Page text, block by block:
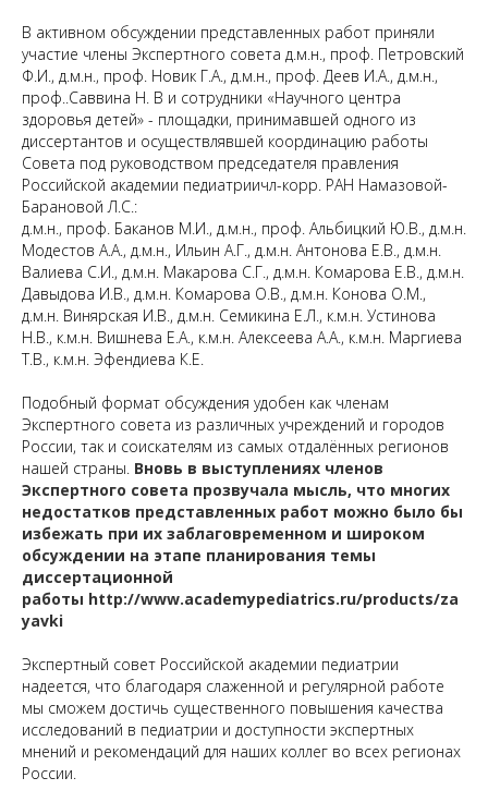
В активном обсуждении представленных работ приняли
участие члены Экспертного совета д.м.н., проф. Петровский
Ф.И., д.м.н., проф. Новик Г.А., д.м.н., проф. Деев И.А., д.м.н.,
проф..Саввина Н. В и сотрудники «Научного центра
здоровья детей» - площадки, принимавшей одного из
диссертантов и осуществлявшей координацию работы
Совета под руководством председателя правления
Российской академии педиатриичл-корр. РАН Намазовой-
Барановой Л.С.:
д.м.н., проф. Баканов М.И., д.м.н., проф. Альбицкий Ю.В., д.м.н.
Модестов А.А., д.м.н., Ильин А.Г., д.м.н. Антонова Е.В., д.м.н.
Валиева С.И., д.м.н. Макарова С.Г., д.м.н. Комарова Е.В., д.м.н.
Давыдова И.В., д.м.н. Комарова О.В., д.м.н. Конова О.М.,
д.м.н. Винярская И.В., д.м.н. Семикина Е.Л., к.м.н. Устинова
Н.В., к.м.н. Вишнева Е.А., к.м.н. Алексеева А.А., к.м.н. Маргиева
Т.В., к.м.н. Эфендиева К.Е.
Подобный формат обсуждения удобен как членам
Экспертного совета из различных учреждений и городов
России, так и соискателям из самых отдалённых регионов
нашей страны. Вновь в выступлениях членов
Экспертного совета прозвучала мысль, что многих
недостатков представленных работ можно было бы
избежать при их заблаговременном и широком
обсуждении на этапе планирования темы
диссертационной
работы http://www.academypediatrics.ru/products/za
yavki
Экспертный совет Российской академии педиатрии
надеется, что благодаря слаженной и регулярной работе
мы сможем достичь существенного повышения качества
исследований в педиатрии и доступности экспертных
мнений и рекомендаций для наших коллег во всех регионах
России.